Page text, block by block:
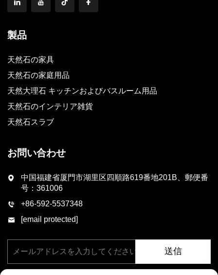
製品
天然石の家具
天然石の家庭用品
天然大理石 キッチンおよびバスルーム用品
天然石のインテリア雑貨
天然石スラブ
お問い合わせ
中国福建省厦門市湖里区四順路619番地201B、郵便番
号：361006
+86-592-5537348
[email protected]
送信